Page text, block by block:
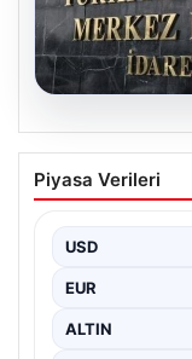
05.08.2026
Merkez
Piyasa Verileri
USD
EUR
ALTIN